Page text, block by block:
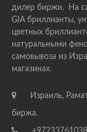
дилер биржи. На
GIA бриллианты,
цветных
натуральными
самовывоза из
магазинах.
Израиль,
биржа.